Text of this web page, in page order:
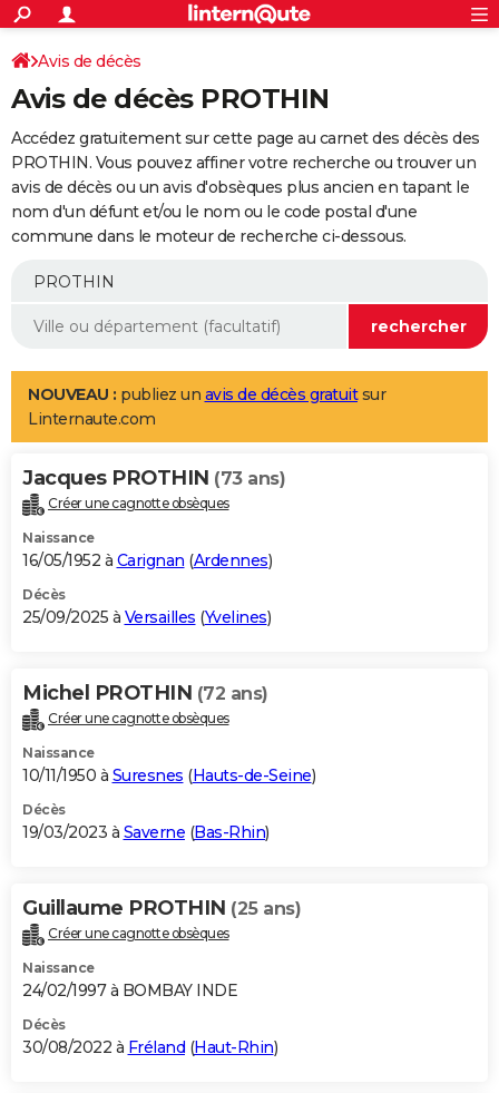
ACTUALITÉS
Politique
Société
Faits Divers
Education
Monde
Villes
+
SPORT
Coupe du monde 2026
Football
Tennis
Cyclisme
Rugby
Forum
Programme TV
TNT
Streaming
Cinéma
Sorties cinéma
Musique
+
FINANCE
Retraite
Epargne
Immobilier
Risques naturels par ville
Banque
Assurance
AUTO
Essais
Réserver un essai
Citadines
Berlines
SUV
Forum auto
+
Mobiles
Meilleur smartphone
Internet
Ordinateurs
Jeux vidéo
Guide high-tech
Aménagement intérieur
LIFESTYLE
Art de vivre
Bien-être
Loisirs
Mode
Modes de vie
Alimentation
Guide de la santé
Maladies
Médicaments
Sommeil
VOYAGE
Destinations
City break
Voyage nature
Voyage de noces
Forum
Climat
+PHOTO
GUIDES D'ACHAT
BONS PLANS
Carte de Noël
Carte Bonne année
Carte Saint-Valentin
Carte Pâques
Carte d'anniversaire
DICTIONNAIRE
Dictionnaire
Biographies
Citations
Expressions
Proverbes
PROGRAMME TV
S'inscrire
Se connecter
Lycées
Collèges
Primaires
Universités
Entreprises
Service militaire
Avis de recherche
AVIS DE DÉCÈS
Bricolage
Lifestyle
Culture
Sport
Auto
Television
Voyage
Cinema
Avis de décès
Avis de décès PROTHIN
Accédez gratuitement sur cette page au carnet des décès des
PROTHIN. Vous pouvez affiner votre recherche ou trouver un
avis de décès ou un avis d'obsèques plus ancien en tapant le
nom d'un défunt et/ou le nom ou le code postal d'une
commune dans le moteur de recherche ci-dessous.
NOUVEAU : publiez un avis de décès gratuitsur
Linternaute.com
Jacques PROTHIN (73 ans)
Créer une cagnotte obsèques
Naissance
16/05/1952 à Carignan (Ardennes)
Décès
25/09/2025 à Versailles (Yvelines)
Michel PROTHIN (72 ans)
Créer une cagnotte obsèques
Naissance
10/11/1950 à Suresnes (Hauts-de-Seine)
Décès
19/03/2023 à Saverne (Bas-Rhin)
Guillaume PROTHIN (25 ans)
Créer une cagnotte obsèques
Naissance
24/02/1997 à BOMBAY INDE
Décès
30/08/2022 à Fréland (Haut-Rhin)